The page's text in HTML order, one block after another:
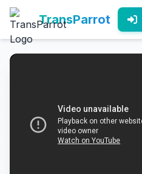
TransParrot